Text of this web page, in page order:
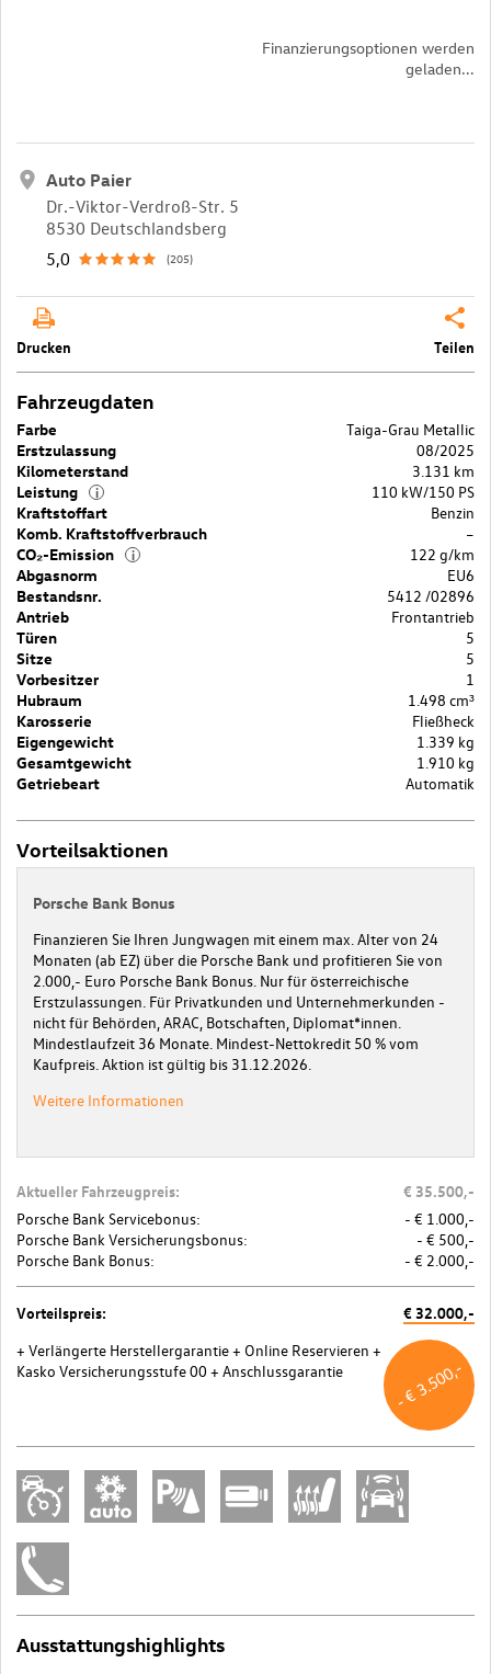
Finanzierungsoptionen werden
geladen...
Auto Paier
Dr.-Viktor-Verdroß-Str. 5
8530 Deutschlandsberg
5,0
(205)
Drucken Teilen
Fahrzeugdaten
Farbe
Taiga-Grau Metallic
Erstzulassung
08/2025
Kilometerstand
3.131 km
Leistung
i
110 kW/150 PS
Kraftstoffart
Benzin
Komb. Kraftstoffverbrauch
–
CO₂-Emission
i
122 g/km
Abgasnorm
EU6
Bestandsnr.
5412 /02896
Antrieb
Frontantrieb
Türen
5
Sitze
5
Vorbesitzer
1
Hubraum
1.498 cm³
Karosserie
Fließheck
Eigengewicht
1.339 kg
Gesamtgewicht
1.910 kg
Getriebeart
Automatik
Vorteilsaktionen
Porsche Bank Bonus
Finanzieren Sie Ihren Jungwagen mit einem max. Alter von 24
Monaten (ab EZ) über die Porsche Bank und profitieren Sie von
2.000,- Euro Porsche Bank Bonus. Nur für österreichische
Erstzulassungen. Für Privatkunden und Unternehmerkunden -
nicht für Behörden, ARAC, Botschaften, Diplomat*innen.
Mindestlaufzeit 36 Monate. Mindest-Nettokredit 50 % vom
Kaufpreis. Aktion ist gültig bis 31.12.2026.
Weitere Informationen
Aktueller Fahrzeugpreis: € 35.500,-
Porsche Bank Servicebonus:
- € 1.000,-
Porsche Bank Versicherungsbonus:
- € 500,-
Porsche Bank Bonus:
- € 2.000,-
Vorteilspreis: € 32.000,-
+ Verlängerte Herstellergarantie+ Online Reservieren +
Kasko Versicherungsstufe 00 + Anschlussgarantie - € 3.500,-
Ausstattungshighlights